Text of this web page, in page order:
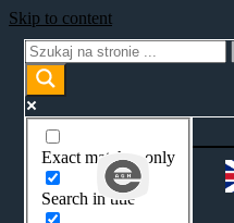
Skip to content
Exact matches only
Search in title